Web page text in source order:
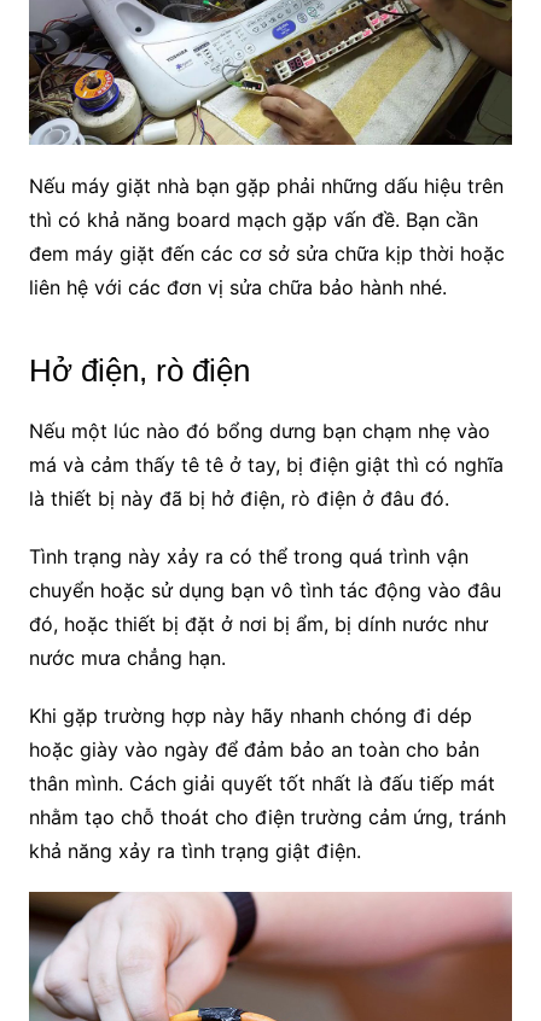
Nếu máy giặt nhà bạn gặp phải những dấu hiệu trên
thì có khả năng board mạch gặp vấn đề. Bạn cần
đem máy giặt đến các cơ sở sửa chữa kịp thời hoặc
liên hệ với các đơn vị sửa chữa bảo hành nhé.
Hở điện, rò điện
Nếu một lúc nào đó bổng dưng bạn chạm nhẹ vào
má và cảm thấy tê tê ở tay, bị điện giật thì có nghĩa
là thiết bị này đã bị hở điện, rò điện ở đâu đó.
Tình trạng này xảy ra có thể trong quá trình vận
chuyển hoặc sử dụng bạn vô tình tác động vào đâu
đó, hoặc thiết bị đặt ở nơi bị ẩm, bị dính nước như
nước mưa chẳng hạn.
Khi gặp trường hợp này hãy nhanh chóng đi dép
hoặc giày vào ngày để đảm bảo an toàn cho bản
thân mình. Cách giải quyết tốt nhất là đấu tiếp mát
nhằm tạo chỗ thoát cho điện trường cảm ứng, tránh
khả năng xảy ra tình trạng giật điện.